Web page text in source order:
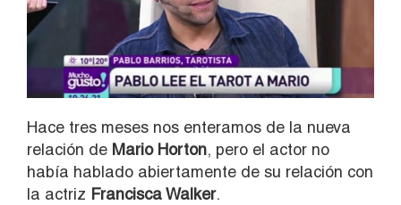
Hace tres meses nos enteramos de la nueva
relación de Mario Horton, pero el actor no
había hablado abiertamente de su relación con
la actriz Francisca Walker.